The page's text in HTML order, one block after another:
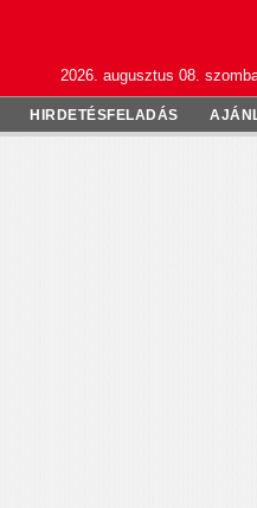
2026. augusztus 08.
HIRDETÉSFELADÁS